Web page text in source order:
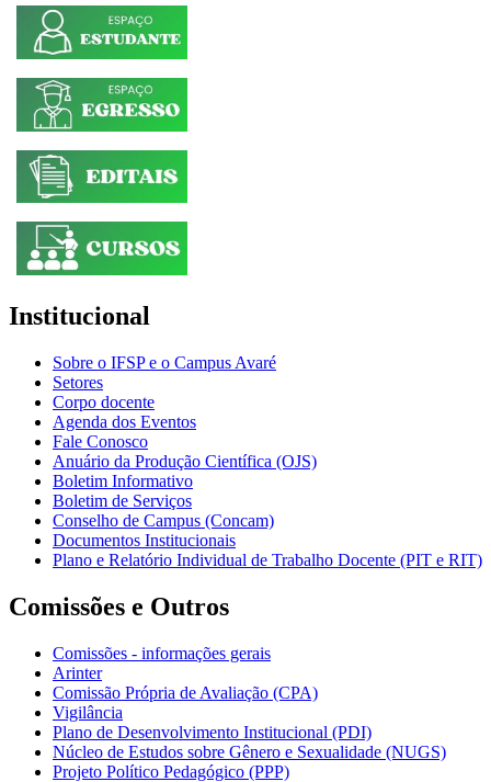
Institucional
Sobre o IFSP e o Campus Avaré
Setores
Corpo docente
Agenda dos Eventos
Fale Conosco
Anuário da Produção Científica (OJS)
Boletim Informativo
Boletim de Serviços
Conselho de Campus (Concam)
Documentos Institucionais
Plano e Relatório Individual de Trabalho Docente (PIT e RIT)
Comissões e Outros
Comissões - informações gerais
Arinter
Comissão Própria de Avaliação (CPA)
Vigilância
Plano de Desenvolvimento Institucional (PDI)
Núcleo de Estudos sobre Gênero e Sexualidade (NUGS)
Projeto Político Pedagógico (PPP)